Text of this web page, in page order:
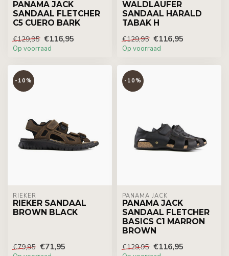
PANAMA JACK
SANDAAL FLETCHER
C5 CUERO BARK
€129,95 €116,95
Op voorraad
WALDLAUFER
SANDAAL HARALD
TABAK H
€129,95 €116,95
Op voorraad
-10%
RIEKER
RIEKER SANDAAL
BROWN BLACK
€79,95 €71,95
-10%
PANAMA JACK
PANAMA JACK
SANDAAL FLETCHER
BASICS C1 MARRON
BROWN
€129,95 €116,95